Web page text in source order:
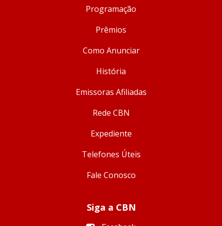
Programação
Prêmios
Como Anunciar
História
Emissoras Afiliadas
Rede CBN
Expediente
Telefones Úteis
Fale Conosco
Siga a CBN